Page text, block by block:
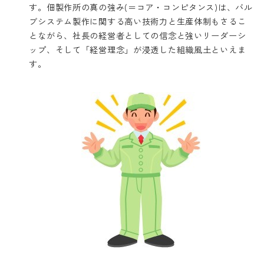
す。佃製作所の真の強み(＝コア・コンピタンス)は、バル
ブシステム製作に関する高い技術力と生産体制もさるこ
とながら、社長の経営者としての信念と強いリーダーシ
ップ、そして「経営理念」が浸透した組織風土といえま
す。